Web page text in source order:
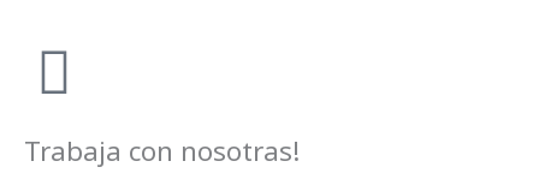
Trabaja con nosotras!